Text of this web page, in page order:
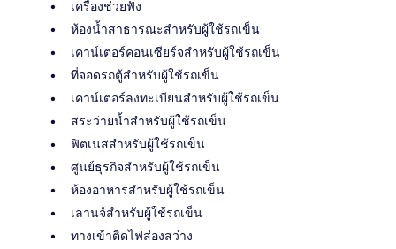
เครื่องช่วยฟัง
ห้องน้ำสาธารณะสำหรับผู้ใช้รถเข็น
เคาน์เตอร์คอนเซียร์จสำหรับผู้ใช้รถเข็น
ที่จอดรถตู้สำหรับผู้ใช้รถเข็น
เคาน์เตอร์ลงทะเบียนสำหรับผู้ใช้รถเข็น
สระว่ายน้ำสำหรับผู้ใช้รถเข็น
ฟิตเนสสำหรับผู้ใช้รถเข็น
ศูนย์ธุรกิจสำหรับผู้ใช้รถเข็น
ห้องอาหารสำหรับผู้ใช้รถเข็น
เลานจ์สำหรับผู้ใช้รถเข็น
ทางเข้าติดไฟส่องสว่าง